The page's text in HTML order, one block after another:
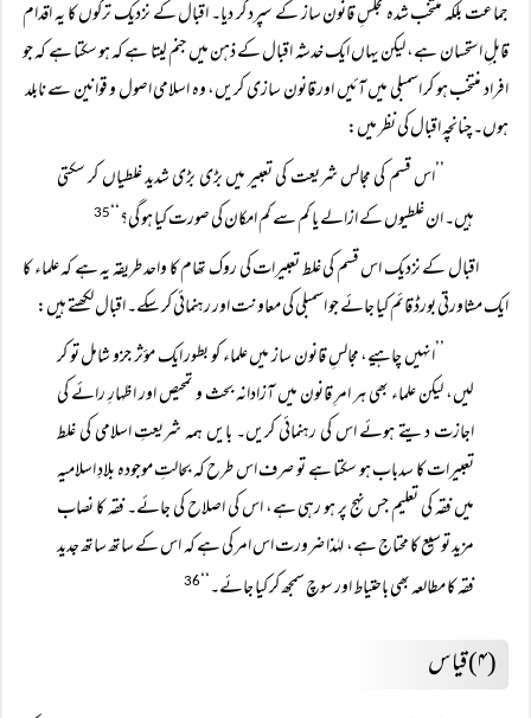
جماعت بلکہ منتخب شدہ مجلسِ قانون ساز کے سپرد کر دیا۔ اقبال کے نزدیک ترکوں کا یہ اقدام
قابلِ استحسان ہے، لیکن یہاں ایک خدشہ اقبال کے ذہن میں جنم لیتا ہے کہ ہو سکتا ہے کہ جو
افراد منتخب ہو کر اسمبلی میں آئیں اور قانون سازی کریں، وہ اسلامی اصول و قوانین سے نابلد
ہوں۔ چنانچہ اقبال کی نظر میں:
’’اس قسم کی مجالس شریعت کی تعبیر میں بڑی بڑی شدید غلطیاں کر سکتی
ہیں۔ ان غلطیوں کے ازالے یا کم سے کم امکان کی صورت کیا ہو گی؟‘‘
35
اقبال کے نزدیک اس قسم کی غلط تعبیرات کی روک تھام کا واحد طریقہ یہ ہے کہ علماء کا
ایک مشاورتی بورڈ قائم کیا جائے جو اسمبلی کی معاونت اور رہنمائی کر سکے۔ اقبال لکھتے ہیں:
’’انہیں چاہیے، مجالسِ قانون ساز میں علماء کو بطور ایک مؤثر جزو شامل تو کر
لیں، لیکن علماء بھی ہر امرِ قانون میں آزادانہ بحث و تمحیص اور اظہارِ رائے کی
اجازت دیتے ہوئے اس کی رہنمائی کریں۔ بایں ہمہ شریعتِ اسلامی کی غلط
تعبیرات کا سدباب ہو سکتا ہے تو صرف اس طرح کہ بحالتِ موجودہ بلادِ اسلامیہ
میں فقہ کی تعلیم جس نہج پر ہو رہی ہے، اس کی اصلاح کی جائے۔ فقہ کا نصاب
مزید توسیع کا محتاج ہے، لہٰذا ضرورت اس امر کی ہے کہ اس کے ساتھ ساتھ جدید
فقہ کا مطالعہ بھی باحتیاط اور سوچ سمجھ کر کیا جائے۔‘‘
36
(۴) قیاس